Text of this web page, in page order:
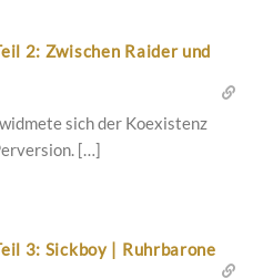
2: Zwischen Raider und
sich der Koexistenz
[…]
3: Sickboy | Ruhrbarone